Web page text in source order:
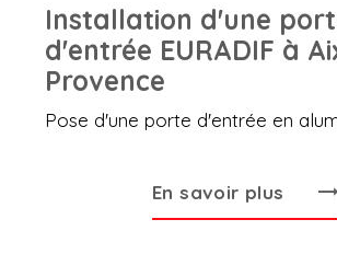
Installation d'une
d'entrée EURADIF à
Provence
Pose d'une porte d'entrée en
En savoir plus